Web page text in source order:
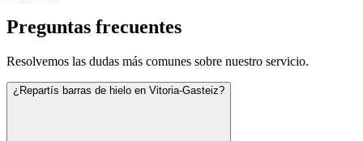
Preguntas frecuentes
Resolvemos las dudas más comunes sobre nuestro servicio.
¿Repartís barras de hielo en Vitoria-Gasteiz?